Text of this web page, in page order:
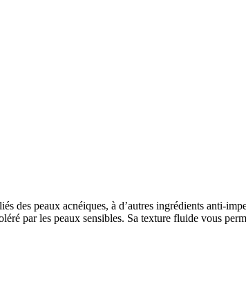
des peaux acnéiques, à d’autres ingrédients anti-
par les peaux sensibles. Sa texture fluide vous